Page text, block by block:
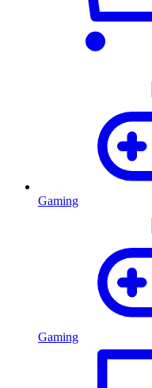
Gaming
Gaming